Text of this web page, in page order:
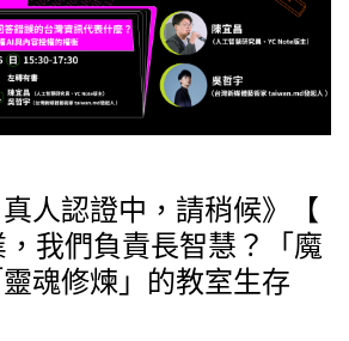
真人認證中，請稍候》【
我們負責長智慧？「魔
魂修煉」的教室生存